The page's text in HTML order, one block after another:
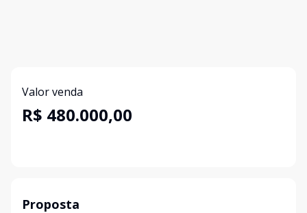
Valor venda
R$ 480.000,00
Proposta